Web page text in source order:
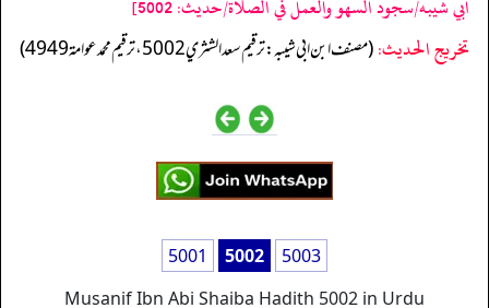
ابي شيبه/سجود السهو والعمل في الصلاة/حدیث: 5002]
تخریج الحدیث:(مصنف ابن ابي شيبه: ترقيم سعد الشثري 5002، ترقيم محمد عوامة 4949)
5001 5002
5003
Musanif Ibn Abi Shaiba Hadith 5002 in Urdu